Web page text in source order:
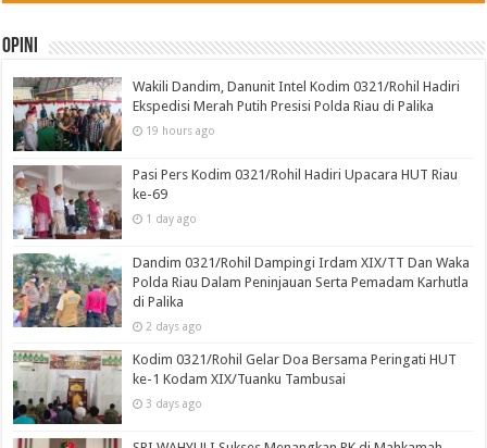
Opini
Wakili Dandim, Danunit Intel Kodim 0321/Rohil Hadiri
Ekspedisi Merah Putih Presisi Polda Riau di Palika
19 hours ago
Pasi Pers Kodim 0321/Rohil Hadiri Upacara HUT Riau
ke-69
1 day ago
Dandim 0321/Rohil Dampingi Irdam XIX/TT Dan Waka
Polda Riau Dalam Peninjauan Serta Pemadam Karhutla
di Palika
2 days ago
Kodim 0321/Rohil Gelar Doa Bersama Peringati HUT
ke-1 Kodam XIX/Tuanku Tambusai
3 days ago